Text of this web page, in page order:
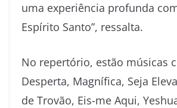
uma experiência profunda
Espírito Santo”, ressalta.
No repertório, estão músicas
Desperta, Magnífica, Seja
de Trovão, Eis-me Aqui,